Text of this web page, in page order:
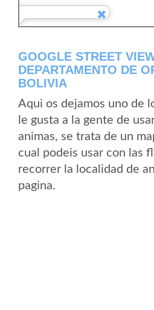
GOOGLE STREET
DEPARTAMENTO DE
BOLIVIA
Aqui os dejamos uno de
le gusta a la gente de
animas, se trata de un
cual podeis usar con las
recorrer la localidad de
pagina.